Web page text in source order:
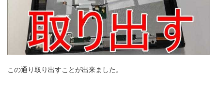
この通り取り出すことが出来ました。